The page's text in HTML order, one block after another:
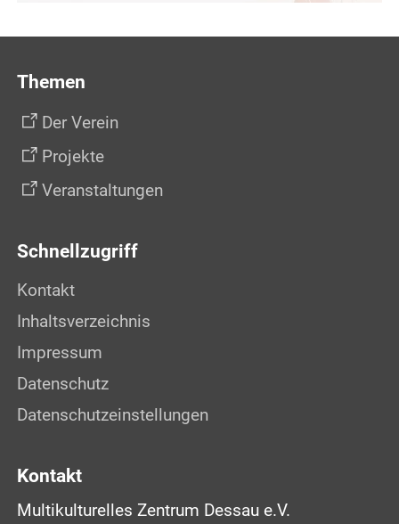
Themen
Der Verein
Projekte
Veranstaltungen
Schnellzugriff
Kontakt
Inhaltsverzeichnis
Impressum
Datenschutz
Datenschutzeinstellungen
Kontakt
Multikulturelles Zentrum Dessau e.V.